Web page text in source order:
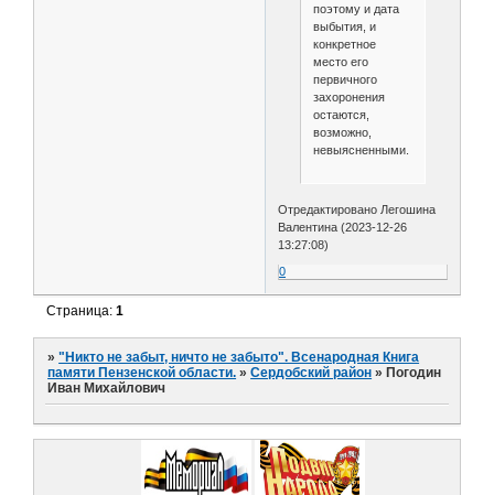
поэтому и дата
выбытия, и
конкретное
место его
первичного
захоронения
остаются,
возможно,
невыясненными.
Отредактировано Легошина
Валентина (2023-12-26
13:27:08)
0
Страница:1
»"Никто не забыт, ничто не забыто". Всенародная Книга
памяти Пензенской области. »Сердобский район »Погодин
Иван Михайлович